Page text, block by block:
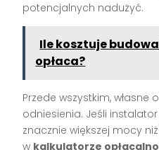
potencjalnych nadużyć.
Ile kosztuje
opłaca?
Przede wszystkim,
odniesienia. Jeśli
znacznie większej mocy
w kalkulatorze